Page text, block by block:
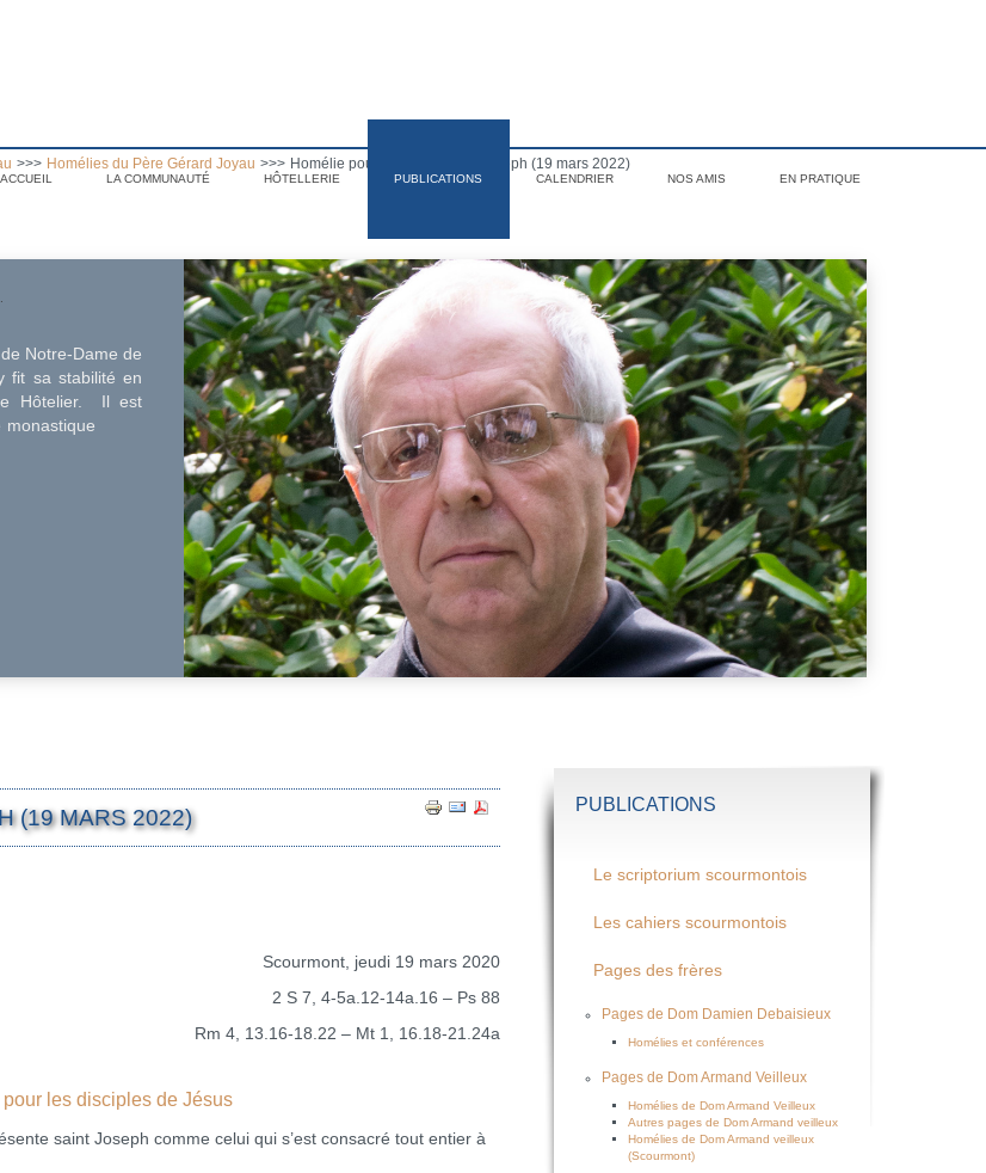
ACCUEIL LA COMMUNAUTÉ HÔTELLERIE PUBLICATIONS CALENDRIER NOS AMIS EN PRATIQUE
>>> Homélies du Père Gérard Joyau >>> Homélie pour la fête de saint Joseph (19 mars 2022)
Notre-Dame de
fit sa stabilité en
Hôtelier. Il est
monastique
(19 MARS 2022)
Scourmont, jeudi 19 mars 2020
2 S 7, 4-5a.12-14a.16 – Ps 88
Rm 4, 13.16-18.22 – Mt 1, 16.18-21.24a
les disciples de Jésus
saint Joseph comme celui qui s’est consacré tout entier à
PUBLICATIONS
Le scriptorium scourmontois
Les cahiers scourmontois
Pages des frères
Pages de Dom Damien Debaisieux
Homélies et conférences
Pages de Dom Armand Veilleux
Homélies de Dom Armand Veilleux
Autres pages de Dom Armand veilleux
Homélies de Dom Armand veilleux
(Scourmont)